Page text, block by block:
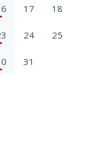
17 18
24 25
31